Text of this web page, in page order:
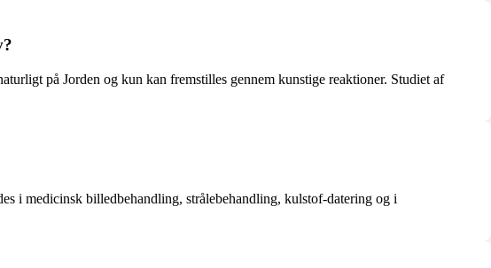
på Jorden og kun kan fremstilles gennem kunstige reaktioner. Studiet af
i medicinsk billedbehandling, strålebehandling, kulstof-datering og i